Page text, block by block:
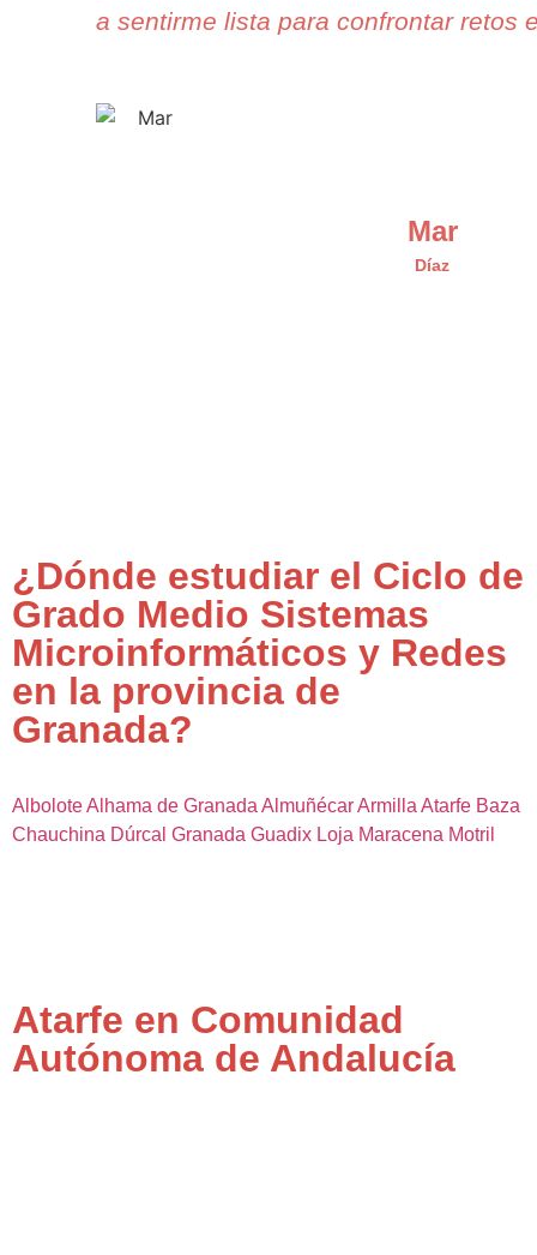
a sentirme lista para confrontar retos
Mar
Díaz
¿Dónde estudiar el Ciclo de
Grado Medio Sistemas
Microinformáticos y Redes
en la provincia de
Granada?
AlboloteAlhama de Granada AlmuñécarArmilla Atarfe Baza
Chauchina Dúrcal Granada Guadix Loja Maracena Motril
Atarfe en Comunidad
Autónoma de Andalucía